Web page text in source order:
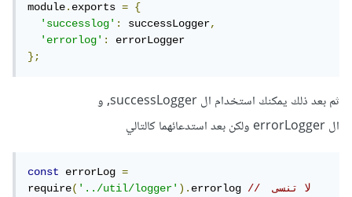
module.exports =
{
'successlog': successLogger,
'errorlog':
};
ثم بعد ذلك يمكنك استخدام ال successLogger, و
ال errorLogger ولكن بعد استدعائهما كالتالي
const errorLog =
require('../util/logger').errorlog // لا تنسى